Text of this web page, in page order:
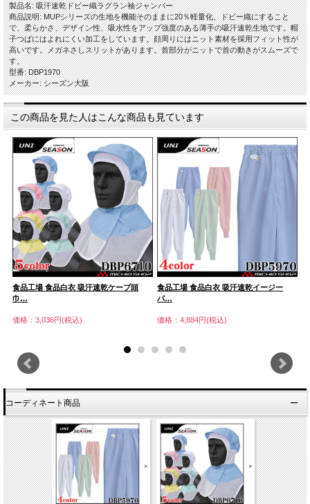
製品名: 吸汗速乾ドビー織ラグラン袖ジャンパー
商品説明: MUPシリーズの生地を機能そのままに20％軽量化、ドビー織にすること
で、柔らかさ、デザイン性、吸水性をアップ強度のある薄手の吸汗速乾生地です。帽
子つばにはよれにくい加工をしています。顔周りにはニット素材を採用フィット性が
高いです。メガネさしスリットがあります。首部分がニットで首の動きがスムーズで
す。
型番: DBP1970
メーカー: シーズン大阪
この商品を見た人はこんな商品も見ています
食品工場 食品白衣 吸汗速乾ケープ頭
巾…
価格：3,036円(税込)
食品工場 食品白衣 吸汗速乾イージー
パ…
価格：4,884円(税込)
コーディネート商品